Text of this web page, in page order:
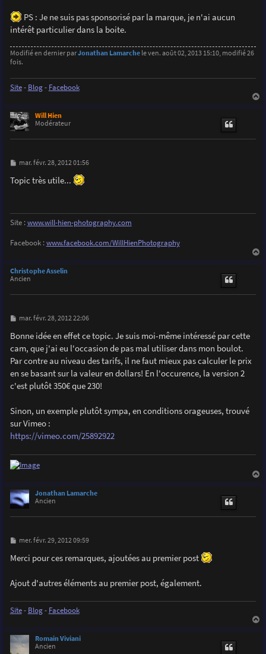
PS : Je ne suis pas sponsorisé par la marque, je n'ai aucun
intérêt particulier dans la boite.
Modifié en dernier parJonathan Lamarchele ven. août 02, 2013 15:10, modifié 26
fois.
Site- Blog- Facebook
Will Hien
Modérateur
M
s
s
mar. févr. 28, 2012 01:56
Topic très utile...
Site :www.will-hien-photography.com
Facebook :www.facebook.com/WillHienPhotography
Christophe Asselin
Ancien
M
s
s
a
e
mar. févr. 28, 2012 22:06
Bonne idée en effet ce topic. Je suis moi-même intéressé par cette
cam, que j'ai eu l'occasion de pas mal utiliser dans mon boulot.
Par contre au niveau des tarifs, il ne faut mieux pas calculer le prix
en se basant sur la valeur en dollars! En l'occurence, la version 2
c'est plutôt 350€ que 230!
Sinon, un exemple plutôt sympa, en conditions orageuses, trouvé
sur Vimeo :
https://vimeo.com/25892922
Jonathan Lamarche
Ancien
M
s
s
e
mer. févr. 29, 2012 09:59
Merci pour ces remarques, ajoutées au premier post
Ajout d'autres éléments au premier post, également.
Site- Blog- Facebook
Romain Viviani
Ancien